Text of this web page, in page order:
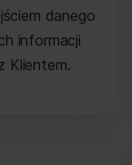
danego
informacji
Klientem.